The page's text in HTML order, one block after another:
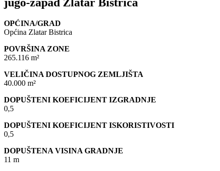
OPĆINA/GRAD
Općina Zlatar Bistrica
POVRŠINA ZONE
265.116 m²
VELIČINA DOSTUPNOG ZEMLJIŠTA
40.000 m²
DOPUŠTENI KOEFICIJENT IZGRADNJE
0,5
DOPUŠTENI KOEFICIJENT ISKORISTIVOSTI
0,5
DOPUŠTENA VISINA GRADNJE
11 m